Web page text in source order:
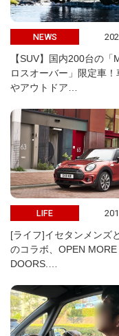
NEWS
【SUV】国内200台の「
ロスオーバー」限定車！
やアウトドア…
LIFE
[ライフ]イセタンメンズ
のコラボ、OPEN MORE
DOORS.…